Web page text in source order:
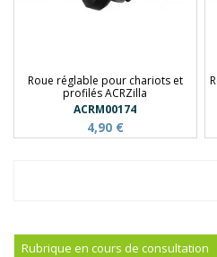
Roue réglable pour chariots et
profilés ACRZilla
ACRM00174
4,90 €
Rubrique en cours de consultation